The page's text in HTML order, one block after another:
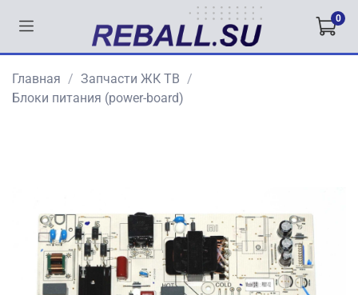
0
Главная
Запчасти ЖК ТВ
Блоки питания (power-board)